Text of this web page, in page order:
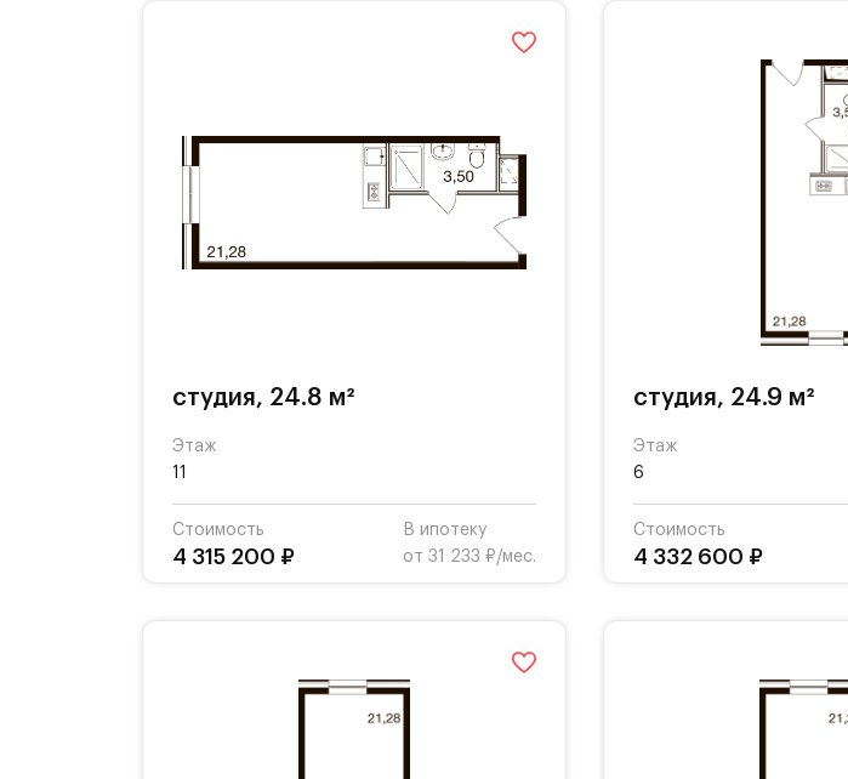
студия, 24.8 м²
Этаж
11
Стоимость
4 315 200 ₽
В ипотеку
от 31 233 ₽/мес.
студия, 24.9 м²
Этаж
6
Стоимость
4 332 600 ₽